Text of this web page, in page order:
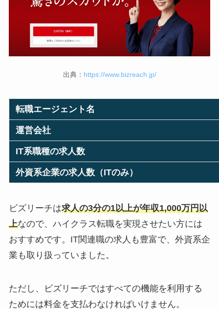
出典： https://www.bizreach.jp/
転職エージェント名
運営会社
IT系職種の求人数
外資系企業の求人数（ITのみ）
ビズリーチは求人の3分の1以上が年収1,000万円以
上なので、ハイクラス転職を実現させたい方には
おすすめです。IT関連職の求人も豊富で、外資系企
業も取り扱っていました。
ただし、ビズリーチではすべての機能を利用する
ためには料金を支払わなければいけません。